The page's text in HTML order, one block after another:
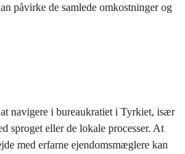
påvirke de samlede omkostninger og
navigere i bureaukratiet i Tyrkiet, især
sproget eller de lokale processer. At
med erfarne ejendomsmæglere kan